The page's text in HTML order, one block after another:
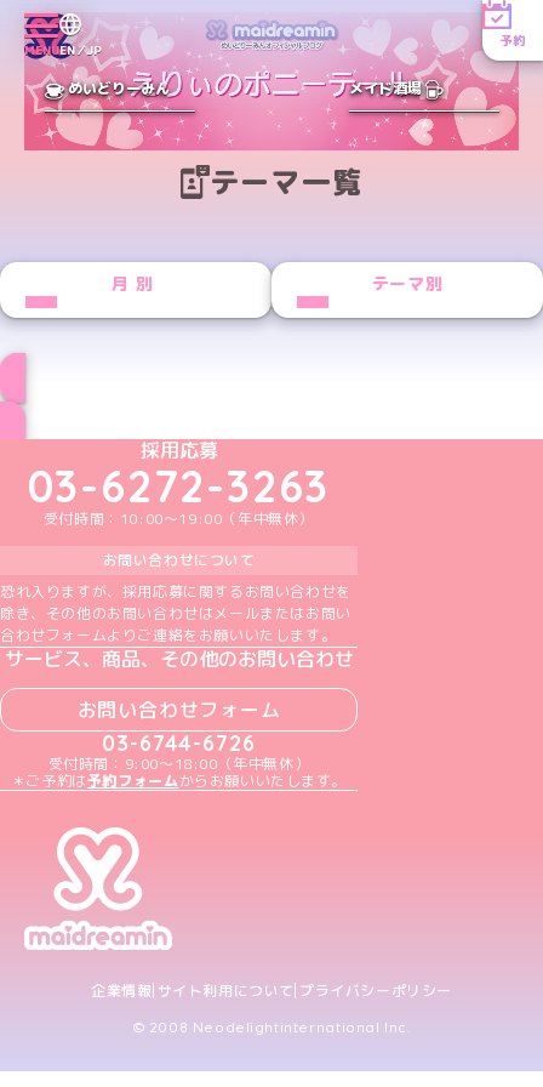
MENUEN／JP
予約
めいどりーみん メイド酒場
テーマ一覧
月別 テーマ別
めいどりーみんTikTok公式アカウント
めいどりーみんX公式アカウント
めいどりーみんInstagram公式アカウント
めいどりーみんFacebook公式アカウン
めいどりーみんYouTube公式アカ
採用応募
03-6272-3263
受付時間：10:00～19:00（年中無休）
お問い合わせについて
恐れ入りますが、採用応募に関するお問い合わせを
除き、その他のお問い合わせはメールまたはお問い
合わせフォームよりご連絡をお願いいたします。
サービス、商品、その他のお問い合わせ
お問い合わせフォーム
03-6744-6726
受付時間：9:00～18:00（年中無休）
＊ご予約は予約フォームからお願いいたします。
企業情報 サイト利用について プライバシーポリシー
© 2008 Neodelightinternational Inc.